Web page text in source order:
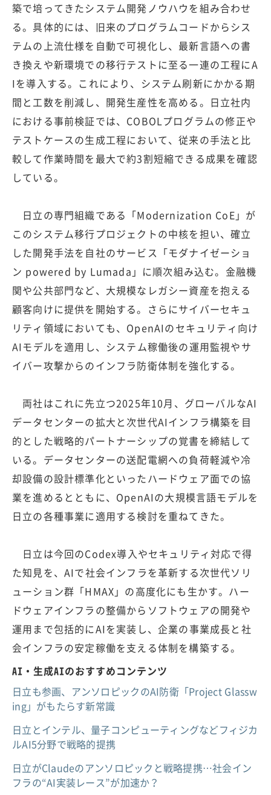
築で培ってきたシステム開発ノウハウを組み合わせ
る。具体的には、旧来のプログラムコードからシス
テムの上流仕様を自動で可視化し、最新言語への書
き換えや新環境での移行テストに至る一連の工程にA
Iを導入する。これにより、システム刷新にかかる期
間と工数を削減し、開発生産性を高める。日立社内
における事前検証では、COBOLプログラムの修正や
テストケースの生成工程において、従来の手法と比
較して作業時間を最大で約3割短縮できる成果を確認
している。
日立の専門組織である「Modernization CoE」が
このシステム移行プロジェクトの中核を担い、確立
した開発手法を自社のサービス「モダナイゼーショ
ン powered by Lumada」に順次組み込む。金融機
関や公共部門など、大規模なレガシー資産を抱える
顧客向けに提供を開始する。さらにサイバーセキュ
リティ領域においても、OpenAIのセキュリティ向け
AIモデルを適用し、システム稼働後の運用監視やサ
イバー攻撃からのインフラ防衛体制を強化する。
両社はこれに先立つ2025年10月、グローバルなAI
データセンターの拡大と次世代AIインフラ構築を目
的とした戦略的パートナーシップの覚書を締結して
いる。データセンターの送配電網への負荷軽減や冷
却設備の設計標準化といったハードウェア面での協
業を進めるとともに、OpenAIの大規模言語モデルを
日立の各種事業に適用する検討を重ねてきた。
日立は今回のCodex導入やセキュリティ対応で得
た知見を、AIで社会インフラを革新する次世代ソリ
ューション群「HMAX」の高度化にも生かす。ハー
ドウェアインフラの整備からソフトウェアの開発や
運用まで包括的にAIを実装し、企業の事業成長と社
会インフラの安定稼働を支える体制を構築する。
AI・生成AIのおすすめコンテンツ
日立も参画、アンソロピックのAI防衛「Project Glassw
ing」がもたらす新常識
日立とインテル、量子コンピューティングなどフィジカ
ルAI5分野で戦略的提携
日立がClaudeのアンソロピックと戦略提携…社会イン
フラの“AI実装レース”が加速か？